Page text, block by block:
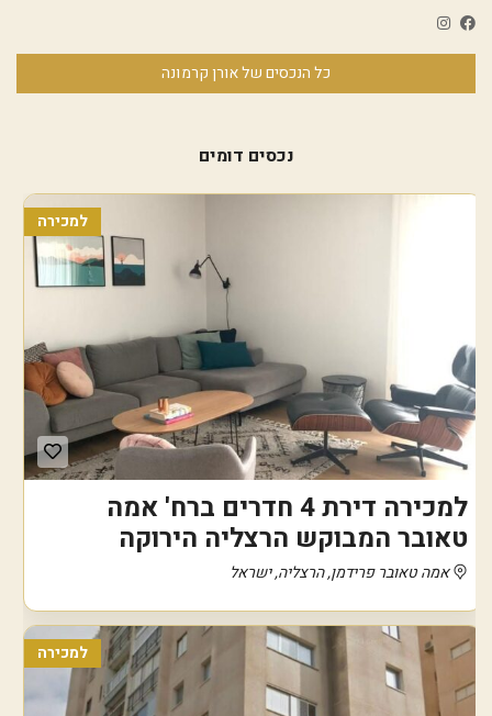
כל הנכסים של אורן קרמונה
נכסים דומים
למכירה
למכירה דירת 4 חדרים ברח' אמה
טאובר המבוקש הרצליה הירוקה
אמה טאובר פרידמן, הרצליה, ישראל
למכירה